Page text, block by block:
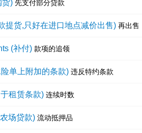
货) 先支付部分贷款
提货,只好在进口地点减价出售) 再出售
(补付) 款项的追领
单上附加的条款) 违反特约条款
租赁条款) 连续时数
场贷款) 流动抵押品